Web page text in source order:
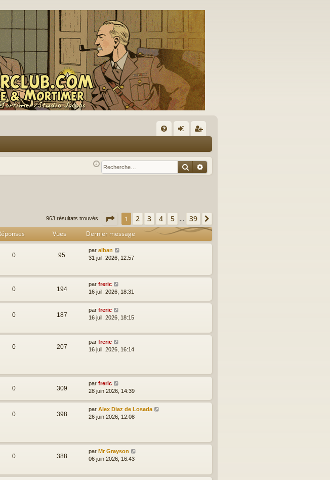
Q ne
xi
nr
eg
Rechercher
Recherche avancée
963 résultats trouvés Page 1sur 39
1 2 3 4 5 … 39
Vues Dernier message
0 95
par alban
31 juil. 2026, 12:57
0 194
par freric
16 juil. 2026, 18:31
0 187
par freric
16 juil. 2026, 18:15
0 207
par freric
16 juil. 2026, 16:14
0 309
par freric
28 juin 2026, 14:39
0 398
par Alex Diaz de Losada
26 juin 2026, 12:08
0 388
par Mr Grayson
06 juin 2026, 16:43